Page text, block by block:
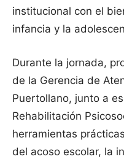
institucional con el
infancia y la
Durante la jornada,
de la Gerencia de
Puertollano, junto a
Rehabilitación
herramientas
del acoso escolar, la